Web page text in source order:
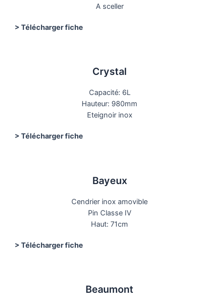
A sceller
> Télécharger fiche
Crystal
Capacité: 6L
Hauteur: 980mm
Eteignoir inox
> Télécharger fiche
Bayeux
Cendrier inox amovible
Pin Classe IV
Haut: 71cm
> Télécharger fiche
Beaumont